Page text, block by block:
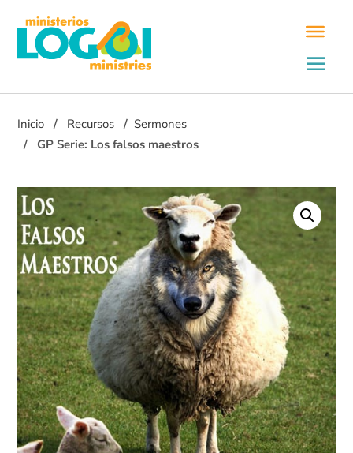
Inicio Recursos
Sermones
GP Serie: Los falsos maestros